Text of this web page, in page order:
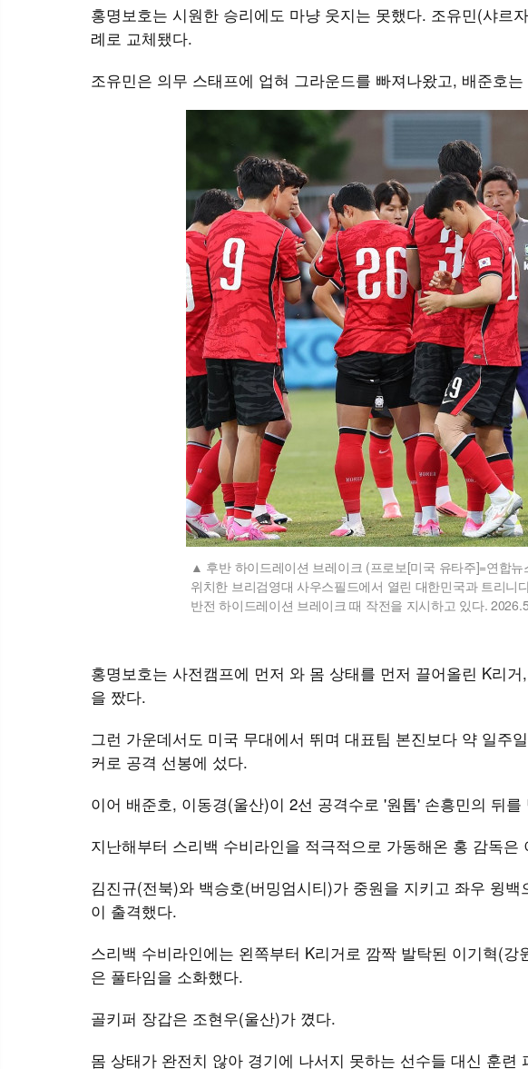
홍명보호는 시원한 승리에도 마냥 웃지는 못했다. 조유민(샤르
례로 교체됐다.
조유민은 의무 스태프에 업혀 그라운드를 빠져나왔고, 배준호
후반 하이드레이션 브레이크 (프로보[미국 유타주]=연합
위치한 브리검영대 사우스필드에서 열린 대한민국과 트리니
반전 하이드레이션 브레이크 때 작전을 지시하고 있다.
홍명보호는 사전캠프에 먼저 와 몸 상태를 먼저 끌어올린 K리
을 짰다.
그런 가운데서도 미국 무대에서 뛰며 대표팀 본진보다 약 일주
커로 공격 선봉에 섰다.
이어 배준호, 이동경(울산)이 2선 공격수로 '원톱' 손흥민의 뒤를
지난해부터 스리백 수비라인을 적극적으로 가동해온 홍 감독
김진규(전북)와 백승호(버밍엄시티)가 중원을 지키고 좌우 윙
이 출격했다.
스리백 수비라인에는 왼쪽부터 K리거로 깜짝 발탁된 이기혁(
은 풀타임을 소화했다.
골키퍼 장갑은 조현우(울산)가 꼈다.
몸 상태가 완전치 않아 경기에 나서지 못하는 선수들 대신 훈